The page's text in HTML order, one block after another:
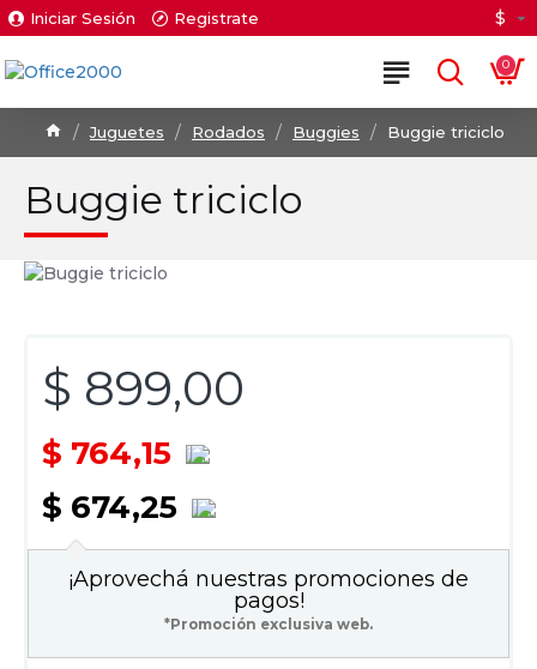
Iniciar Sesión Registrate $
0
Juguetes Rodados Buggies Buggie triciclo
Buggie triciclo
$ 899,00
$ 764,15
$ 674,25
¡Aprovechá nuestras promociones de
pagos!
*Promoción exclusiva web.